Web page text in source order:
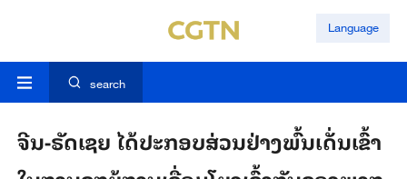
Language
search
ຈີນ-ຣັດເຊຍ ໄດ້ປະກອບສ່ວນຢ່າງພົ້ນເດັ່ນເຂົ້າ